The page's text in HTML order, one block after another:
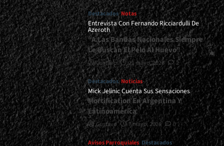
Destacados Notas
Entrevista Con Fernando Ricciardulli De
Azeroth
“A Las Bandas Nacionales Siempre
Le Buscan El Pelo Al Huevo”
Gustavo 21 mayo, 2026 2
Destacados Noticias
Mick Jelinic Cuenta Sus Sensaciones
Mortification En Argentina Y
Latinoamérica
Gustavo 7 mayo, 2026 0
Avisos Parroquiales Destacados